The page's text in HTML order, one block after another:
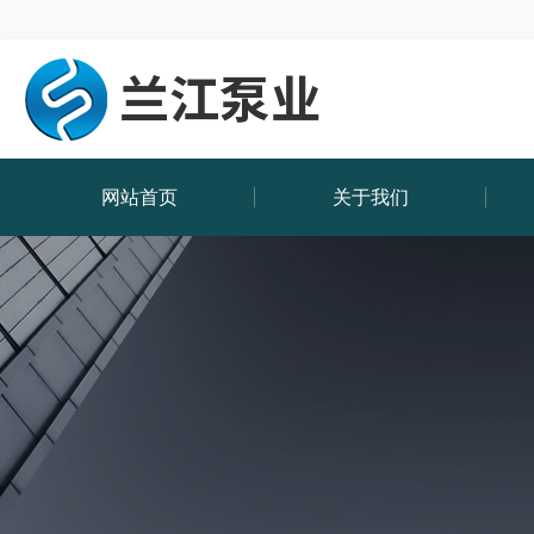
网站首页 关于我们